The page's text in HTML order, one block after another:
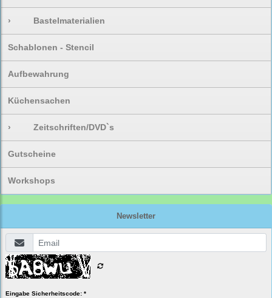
› Bastelmaterialien
Schablonen - Stencil
Aufbewahrung
Küchensachen
› Zeitschriften/DVD`s
Gutscheine
Workshops
Newsletter
Eingabe Sicherheitscode: *